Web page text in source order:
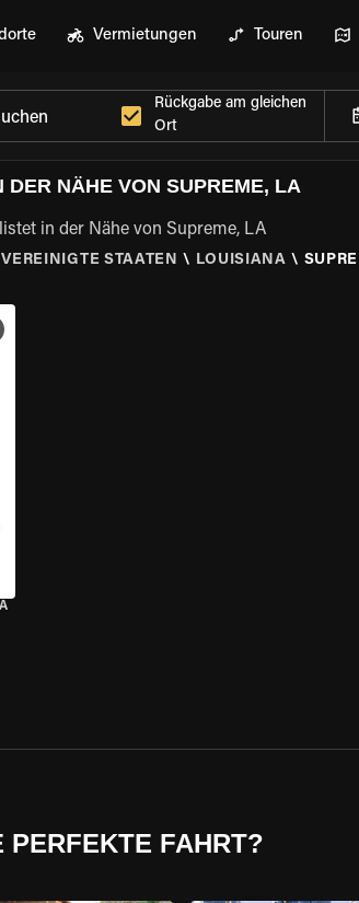
Vermietungen Touren
Rückgabe am gleichen
Ort
DER NÄHE VON SUPREME, LA
in der Nähe von Supreme, LA
VEREINIGTE STAATEN \ LOUISIANA \
MOTORRAD-DETAILS ANZEIGEN
PERFEKTE FAHRT?